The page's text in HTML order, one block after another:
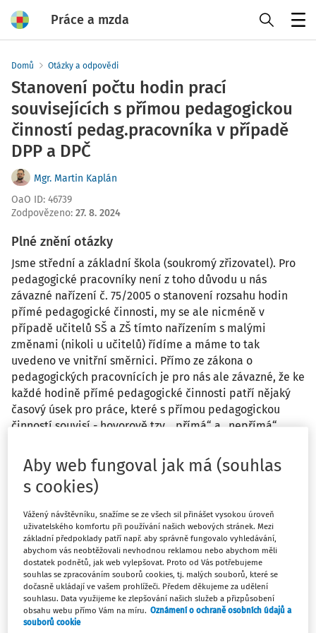
Práce a mzda
Domů Otázky a odpovědi
Stanovení počtu hodin prací
souvisejících s přímou pedagogickou
činností pedag.pracovníka v případě
DPP a DPČ
Mgr. Martin Kaplán
OaO ID: 46739
Zodpovězeno: 27. 8. 2024
Plné znění otázky
Jsme střední a základní škola (soukromý zřizovatel). Pro
pedagogické pracovníky není z toho důvodu u nás
závazné nařízení č. 75/2005 o stanovení rozsahu hodin
přímé pedagogické činnosti, my se ale nicméně v
případě učitelů SŠ a ZŠ tímto nařízením s malými
změnami (nikoli u učitelů) řídíme a máme to tak
uvedeno ve vnitřní směrnici. Přímo ze zákona o
pedagogických pracovnících je pro nás ale závazné, že ke
každé hodině přímé pedagogické činnosti patří nějaký
časový úsek pro práce, které s přímou pedagogickou
činností souvisí - hovorově tzv. „přímá“ a „nepřímá“
rámci dohod o pracích konaných mimo pracovní poměr.
Jak máme postupovat se stanovením nepřímé činnosti u
dohod? Příklad: učitel v pracovním poměfu má přímou
týdenní úvazek činí 10/21 × 100, t.j. 47,62 %, tedy 19
hodin, tedy o 9 hodin víc než přímo učí. Musí se tento
výpočet dodržet i u dohodáře a i když učí jen zmíněných
10 hodin týdně, (což je vlastně 10 × 45 minut, tedy 7,5
hodiny) vykazovat 19 hodin? Bylo by možné u dohodáře
dopočítávat nepřímou činnost jinak než-li u učitele v
pracovním poměru? Navyšuje se tak téměř na
Aby web fungoval jak má (souhlas
s cookies)
Vážený návštěvníku, snažíme se ze všech sil přinášet vysokou úroveň
uživatelského komfortu při používání našich webových stránek. Mezi
základní předpoklady patří např. aby správně fungovalo vyhledávání,
abychom vás neobtěžovali nevhodnou reklamou nebo abychom měli
dostatek podnětů, jak web vylepšovat. Proto od Vás potřebujeme
souhlas se zpracováním souborů cookies, tj. malých souborů, které se
dočasně ukládají ve vašem prohlížeči. Předem děkujeme za udělení
souhlasu. Data využijeme ke zlepšování našich služeb a přizpůsobení
obsahu webu přímo Vám na míru. Oznámení o ochraně osobních údajů a
souborů cookie